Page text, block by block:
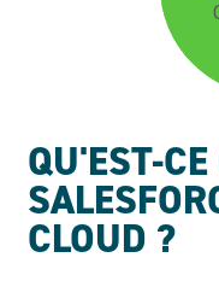
QU'EST-
CLOUD ?